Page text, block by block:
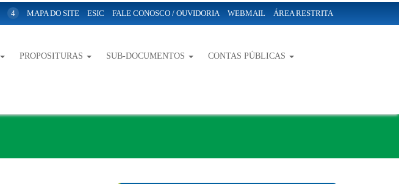
4 MAPA DO SITE ESIC FALE CONOSCO / OUVIDORIA WEBMAIL ÁREA RESTRITA
PROPOSITURAS SUB-DOCUMENTOS CONTAS PÚBLICAS